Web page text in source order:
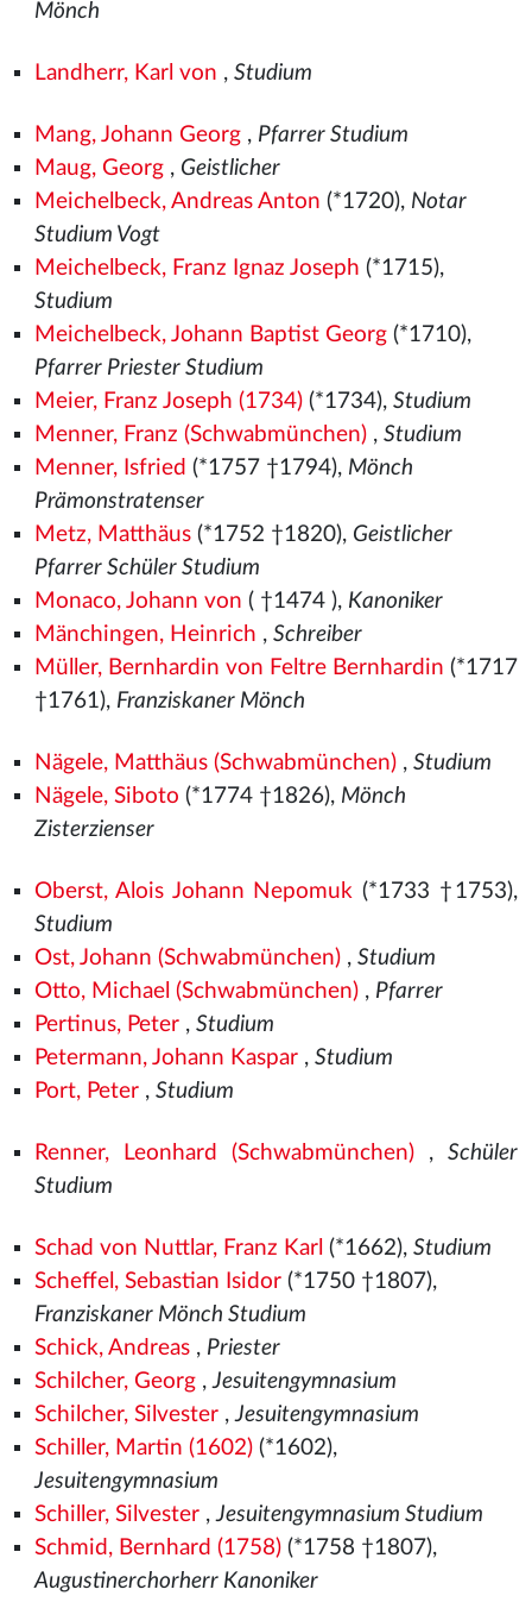
Mönch
Landherr, Karl von , Studium
Mang, Johann Georg, Pfarrer Studium
Maug, Georg, Geistlicher
Meichelbeck, Andreas Anton (*1720), Notar
Studium Vogt
Meichelbeck, Franz Ignaz Joseph (*1715),
Studium
Meichelbeck, Johann Baptist Georg(*1710),
Pfarrer Priester Studium
Meier, Franz Joseph (1734)(*1734), Studium
Menner, Franz (Schwabmünchen), Studium
Menner, Isfried (*1757 †1794), Mönch
Prämonstratenser
Metz, Matthäus(*1752 †1820), Geistlicher
Pfarrer Schüler Studium
Monaco, Johann von ( †1474 ), Kanoniker
Mänchingen, Heinrich , Schreiber
Müller, Bernhardin von Feltre Bernhardin (*1717
†1761), Franziskaner Mönch
Nägele, Matthäus (Schwabmünchen), Studium
Nägele, Siboto (*1774 †1826), Mönch
Zisterzienser
Oberst, Alois Johann Nepomuk (*1733 †1753),
Studium
Ost, Johann (Schwabmünchen), Studium
Otto, Michael (Schwabmünchen), Pfarrer
Pertinus, Peter, Studium
Petermann, Johann Kaspar, Studium
Port, Peter, Studium
Renner, Leonhard (Schwabmünchen),Schüler
Studium
Schad von Nuttlar, Franz Karl (*1662), Studium
Scheffel, Sebastian Isidor(*1750 †1807),
Franziskaner Mönch Studium
Schick, Andreas, Priester
Schilcher, Georg,Jesuitengymnasium
Schilcher, Silvester,Jesuitengymnasium
Schiller, Martin (1602)(*1602),
Jesuitengymnasium
Schiller, Silvester,Jesuitengymnasium Studium
Schmid, Bernhard (1758)(*1758 †1807),
Augustinerchorherr Kanoniker